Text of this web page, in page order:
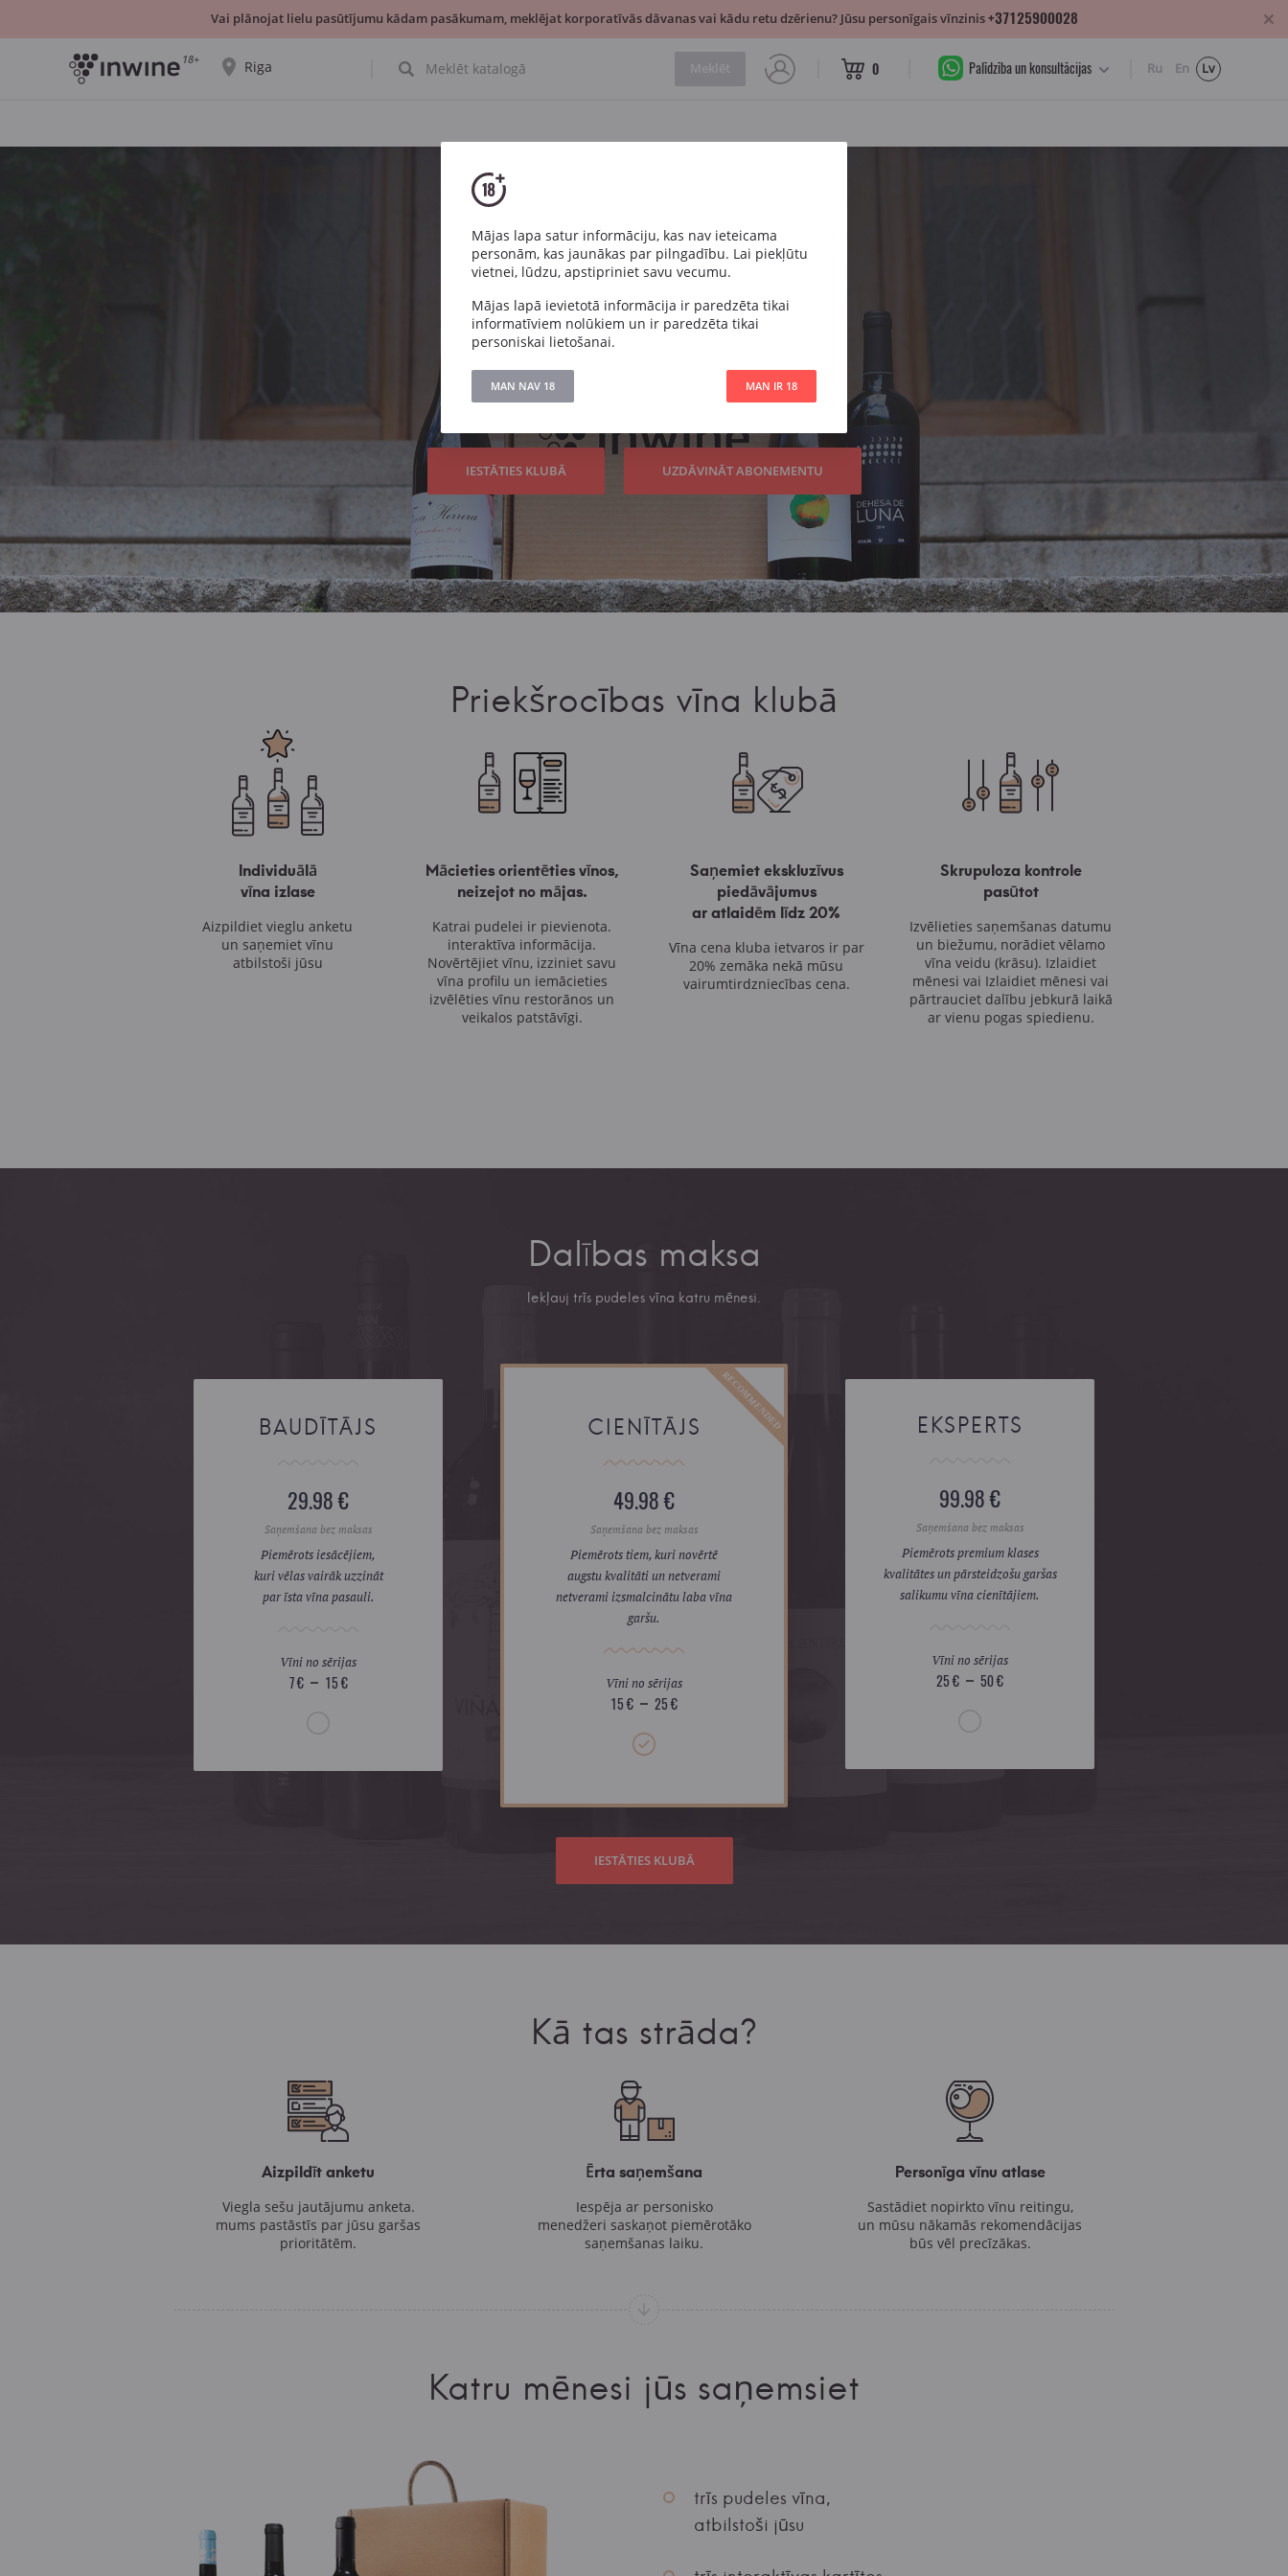
18+ Riga 0 Palīdzība un konsultācijas Ru En Lv
Vīnu klubs
Ik mēnesi saņemiet trīs vīnu izlasi
(no 30 € в mēnesī par visu)
IESTĀTIES KLUBĀ UZDĀVINĀT ABONEMENTU
Priekšrocības vīna klubā
Individuālā
vīna izlase
Aizpildiet vieglu anketu
un saņemiet vīnu
atbilstoši jūsu
Mācieties orientēties vīnos,
neizejot no mājas.
Katrai pudelei ir pievienota.
interaktīva informācija.
Novērtējiet vīnu, izziniet savu
vīna profilu un iemācieties
izvēlēties vīnu restorānos un
veikalos patstāvīgi.
Saņemiet ekskluzīvus
piedāvājumus
ar atlaidēm līdz 20%
Vīna cena kluba ietvaros ir par
20% zemāka nekā mūsu
vairumtirdzniecības cena.
Skrupuloza kontrole
pasūtot
Izvēlieties saņemšanas datumu
un biežumu, norādiet vēlamo
vīna veidu (krāsu). Izlaidiet
mēnesi vai Izlaidiet mēnesi vai
pārtrauciet dalību jebkurā laikā
ar vienu pogas spiedienu.
Dalības maksa
Iekļauj trīs pudeles vīna katru mēnesi.
BAUDĪTĀJS
29.98 €
Saņemšana bez maksas
Piemērots iesācējiem,
kuri vēlas vairāk uzzināt
par īsta vīna pasauli.
Vīni no sērijas
7 € 15 €
CIENĪTĀJS
49.98 €
Saņemšana bez maksas
Piemērots tiem, kuri novērtē
augstu kvalitāti un netverami
netverami izsmalcinātu laba vīna
garšu.
Vīni no sērijas
15 € 25 €
EKSPERTS
99.98 €
Saņemšana bez maksas
Piemērots premium klases
kvalitātes un pārsteidzošu garšas
salikumu vīna cienītājiem.
Vīni no sērijas
25 € 50 €
IESTĀTIES KLUBĀ
Kā tas strāda?
Aizpildīt anketu
Viegla sešu jautājumu anketa.
mums pastāstīs par jūsu garšas
prioritātēm.
Ērta saņemšana
Iespēja ar personisko
menedžeri saskaņot piemērotāko
saņemšanas laiku.
Personīga vīnu atlase
Sastādiet nopirkto vīnu reitingu,
un mūsu nākamās rekomendācijas
būs vēl precīzākas.
Katru mēnesi jūs saņemsiet
trīs pudeles vīna,
atbilstoši jūsu
Mājas lapa satur informāciju, kas nav ieteicama
personām, kas jaunākas par pilngadību. Lai piekļūtu
vietnei, lūdzu, apstipriniet savu vecumu.
Mājas lapā ievietotā informācija ir paredzēta tikai
informatīviem nolūkiem un ir paredzēta tikai
personiskai lietošanai.
MAN NAV 18 MAN IR 18
Vai plānojat lielu pasūtījumu kādam pasākumam, meklējat korporatīvās dāvanas vai kādu retu dzērienu? Jūsu personīgais vīnzinis+37125900028